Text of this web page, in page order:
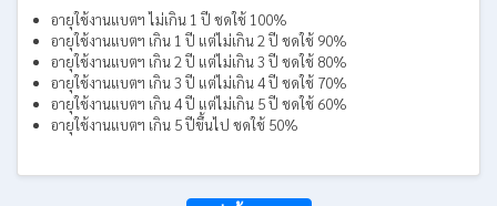
อายุใช้งานแบตฯ ไม่เกิน 1 ปี ชดใช้ 100%
อายุใช้งานแบตฯ เกิน 1 ปี แต่ไม่เกิน 2 ปี ชดใช้ 90%
อายุใช้งานแบตฯ เกิน 2 ปี แต่ไม่เกิน 3 ปี ชดใช้ 80%
อายุใช้งานแบตฯ เกิน 3 ปี แต่ไม่เกิน 4 ปี ชดใช้ 70%
อายุใช้งานแบตฯ เกิน 4 ปี แต่ไม่เกิน 5 ปี ชดใช้ 60%
อายุใช้งานแบตฯ เกิน 5 ปีขึ้นไป ชดใช้ 50%